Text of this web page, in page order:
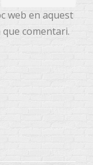
web en aquest
comentari.